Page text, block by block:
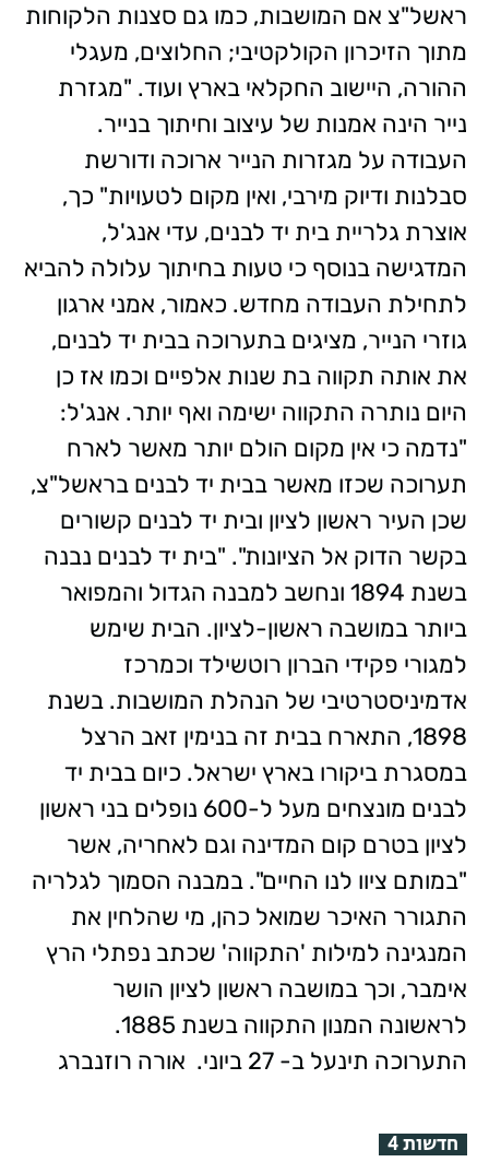
ראשל"צ אם המושבות, כמו גם סצנות הלקוחות
מתוך הזיכרון הקולקטיבי; החלוצים, מעגלי
ההורה, היישוב החקלאי בארץ ועוד. "מגזרת
נייר הינה אמנות של עיצוב וחיתוך בנייר.
העבודה על מגזרות הנייר ארוכה ודורשת
סבלנות ודיוק מירבי, ואין מקום לטעויות" כך,
אוצרת גלריית בית יד לבנים, עדי אנג'ל,
המדגישה בנוסף כי טעות בחיתוך עלולה להביא
לתחילת העבודה מחדש. כאמור, אמני ארגון
גוזרי הנייר, מציגים בתערוכה בבית יד לבנים,
את אותה תקווה בת שנות אלפיים וכמו אז כן
היום נותרה התקווה ישימה ואף יותר. אנג'ל:
"נדמה כי אין מקום הולם יותר מאשר לארח
תערוכה שכזו מאשר בבית יד לבנים בראשל"צ,
שכן העיר ראשון לציון ובית יד לבנים קשורים
בקשר הדוק אל הציונות". "בית יד לבנים נבנה
בשנת 1894 ונחשב למבנה הגדול והמפואר
ביותר במושבה ראשון-לציון. הבית שימש
למגורי פקידי הברון רוטשילד וכמרכז
אדמיניסטרטיבי של הנהלת המושבות. בשנת
1898, התארח בבית זה בנימין זאב הרצל
במסגרת ביקורו בארץ ישראל. כיום בבית יד
לבנים מונצחים מעל ל-600 נופלים בני ראשון
לציון בטרם קום המדינה וגם לאחריה, אשר
"במותם ציוו לנו החיים". במבנה הסמוך לגלריה
התגורר האיכר שמואל כהן, מי שהלחין את
המנגינה למילות 'התקווה' שכתב נפתלי הרץ
אימבר, וכך במושבה ראשון לציון הושר
לראשונה המנון התקווה בשנת 1885.
התערוכה תינעל ב- 27 ביוני.
אורה רוזנברג
חדשות 4